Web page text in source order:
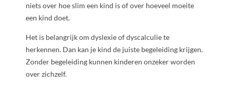
niets over hoe slim een kind is of over hoeveel moeite
een kind doet.
Het is belangrijk om dyslexie of dyscalculie te
herkennen. Dan kan je kind de juiste begeleiding krijgen.
Zonder begeleiding kunnen kinderen onzeker worden
over zichzelf.